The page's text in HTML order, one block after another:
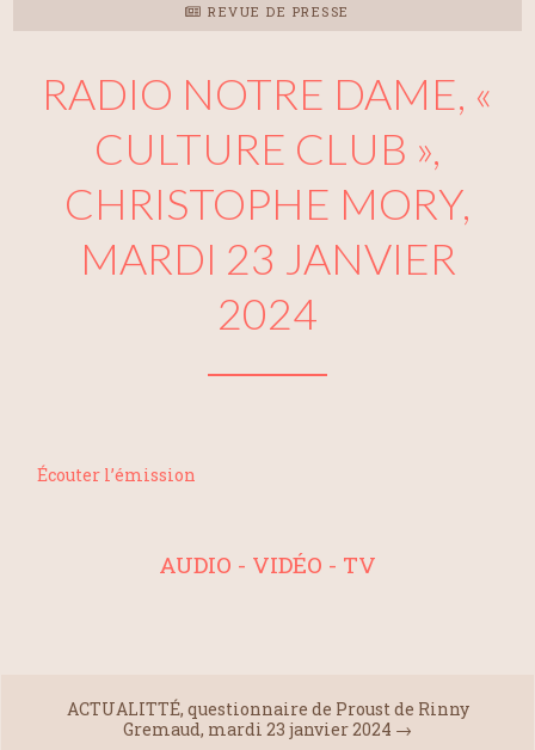
REVUE DE PRESSE
RADIO NOTRE DAME, «
CULTURE CLUB »,
CHRISTOPHE MORY,
MARDI 23 JANVIER
2024
Écouter l’émission
AUDIO - VIDÉO - TV
ACTUALITTÉ, questionnaire de Proust de Rinny
Gremaud, mardi 23 janvier 2024 →